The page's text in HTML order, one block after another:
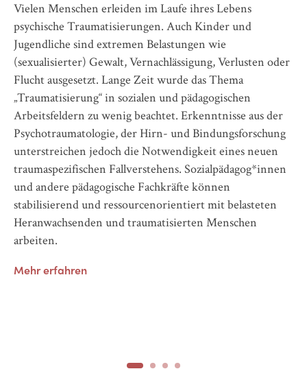
Vielen Menschen erleiden im Laufe ihres Lebens
psychische Traumatisierungen. Auch Kinder und
Jugendliche sind extremen Belastungen wie
(sexualisierter) Gewalt, Vernachlässigung, Verlusten oder
Flucht ausgesetzt. Lange Zeit wurde das Thema
„Traumatisierung“ in sozialen und pädagogischen
Arbeitsfeldern zu wenig beachtet. Erkenntnisse aus der
Psychotraumatologie, der Hirn- und Bindungsforschung
unterstreichen jedoch die Notwendigkeit eines neuen
traumaspezifischen Fallverstehens. Sozialpädagog*innen
und andere pädagogische Fachkräfte können
stabilisierend und ressourcenorientiert mit belasteten
Heranwachsenden und traumatisierten Menschen
arbeiten.
Mehr erfahren